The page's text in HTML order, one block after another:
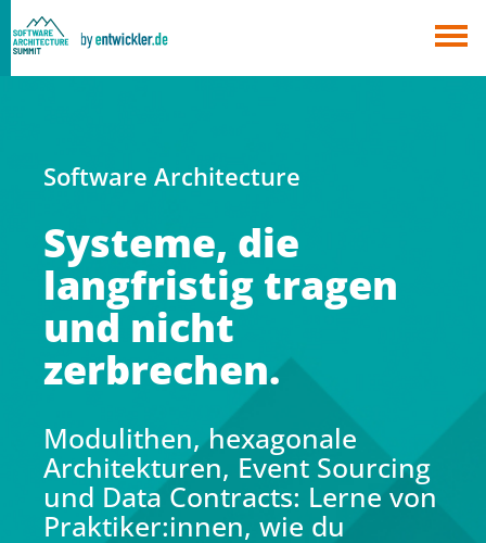
Software Architecture
Systeme, die
langfristig tragen
und nicht
zerbrechen.
Modulithen, hexagonale
Architekturen, Event Sourcing
und Data Contracts: Lerne von
Praktiker:innen, wie du
×
Berlin
Alle